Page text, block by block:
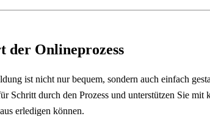
der Onlineprozess
ist nicht nur bequem, sondern auch einfach
Schritt durch den Prozess und unterstützen Sie
erledigen können.